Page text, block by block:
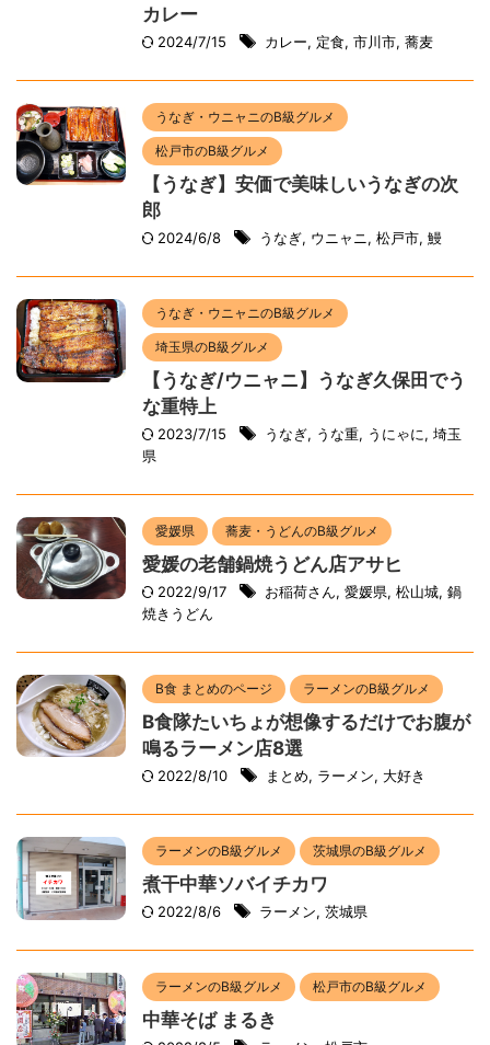
カレー
2024/7/15 カレー, 定食, 市川市, 蕎麦
うなぎ・ウニャニのB級グルメ
松戸市のB級グルメ
【うなぎ】安価で美味しいうなぎの次
郎
2024/6/8 うなぎ, ウニャニ , 松戸市, 鰻
うなぎ・ウニャニのB級グルメ
埼玉県のB級グルメ
【うなぎ/ウニャニ】うなぎ久保田でう
な重特上
2023/7/15 うなぎ, うな重, うにゃに, 埼玉
県
愛媛県 蕎麦・うどんのB級グルメ
愛媛の老舗鍋焼うどん店アサヒ
2022/9/17 お稲荷さん, 愛媛県, 松山城, 鍋
焼きうどん
B食 まとめのページ ラーメンのB級グルメ
B食隊たいちょが想像するだけでお腹が
鳴るラーメン店8選
2022/8/10 まとめ, ラーメン, 大好き
ラーメンのB級グルメ 茨城県のB級グルメ
煮干中華ソバイチカワ
2022/8/6 ラーメン, 茨城県
ラーメンのB級グルメ 松戸市のB級グルメ
中華そば まるき